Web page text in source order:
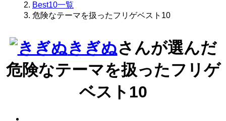
Best10一覧
危険なテーマを扱ったフリゲベスト10
きぎぬさんが選んだ
危険なテーマを扱ったフリゲ
ベスト10